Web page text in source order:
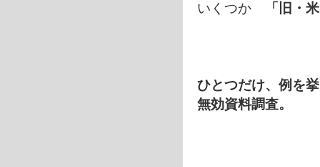
いくつか
「旧・
ひとつだけ、例を
無効資料調査。